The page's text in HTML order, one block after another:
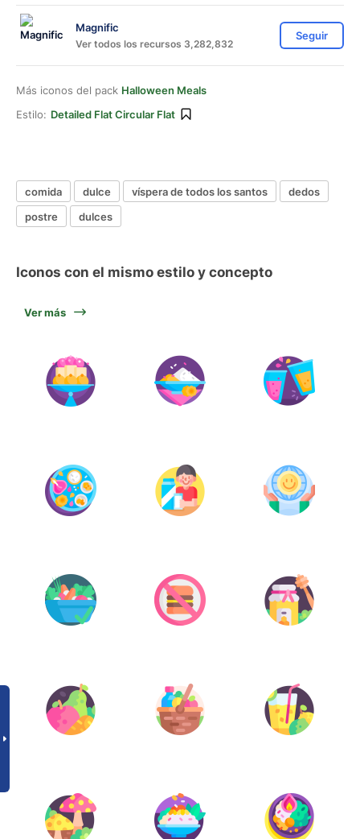
Magnific
Ver todos los recursos 3,282,832
Seguir
Más iconos del pack Halloween Meals
Estilo: Detailed Flat Circular Flat
comida dulce víspera de todos los santos
dedos
postre
dulces
Iconos con el mismo estilo y concepto
Ver más